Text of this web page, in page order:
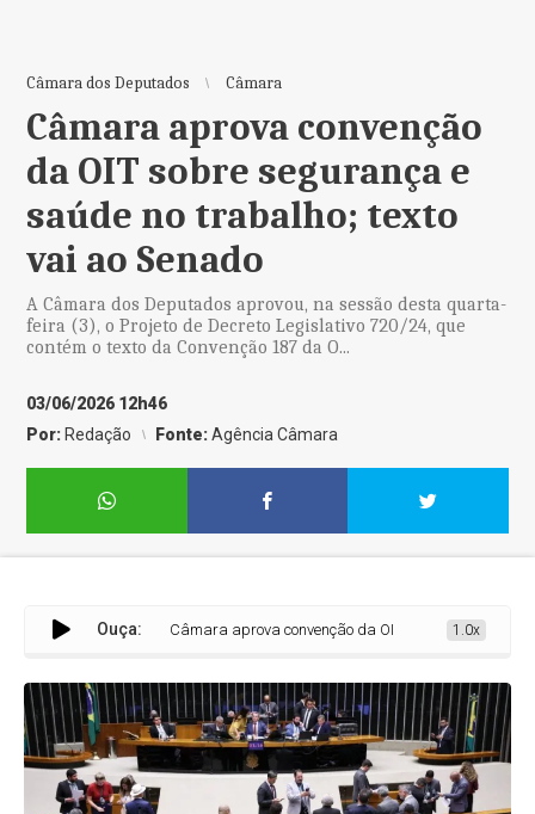
Câmara dos Deputados Câmara
Câmara aprova convenção
da OIT sobre segurança e
saúde no trabalho; texto
vai ao Senado
A Câmara dos Deputados aprovou, na sessão desta quarta-
feira (3), o Projeto de Decreto Legislativo 720/24, que
contém o texto da Convenção 187 da O...
03/06/2026 12h46
Por: Redação Fonte:Agência Câmara
Ouça: Câmara aprova convenção da OIT sobre segurança e
1.0x